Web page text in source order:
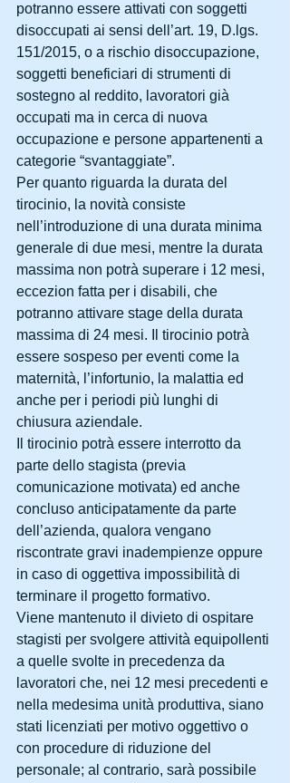
potranno essere attivati con soggetti
disoccupati ai sensi dell’art. 19, D.lgs.
151/2015, o a rischio disoccupazione,
soggetti beneficiari di strumenti di
sostegno al reddito, lavoratori già
occupati ma in cerca di nuova
occupazione e persone appartenenti a
categorie “svantaggiate”.
Per quanto riguarda la durata del
tirocinio, la novità consiste
nell’introduzione di una durata minima
generale di due mesi, mentre la durata
massima non potrà superare i 12 mesi,
eccezion fatta per i disabili, che
potranno attivare stage della durata
massima di 24 mesi. Il tirocinio potrà
essere sospeso per eventi come la
maternità, l’infortunio, la malattia ed
anche per i periodi più lunghi di
chiusura aziendale.
Il tirocinio potrà essere interrotto da
parte dello stagista (previa
comunicazione motivata) ed anche
concluso anticipatamente da parte
dell’azienda, qualora vengano
riscontrate gravi inadempienze oppure
in caso di oggettiva impossibilità di
terminare il progetto formativo.
Viene mantenuto il divieto di ospitare
stagisti per svolgere attività equipollenti
a quelle svolte in precedenza da
lavoratori che, nei 12 mesi precedenti e
nella medesima unità produttiva, siano
stati licenziati per motivo oggettivo o
con procedure di riduzione del
personale; al contrario, sarà possibile